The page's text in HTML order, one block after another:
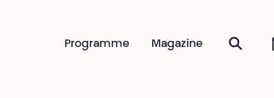
Magazine
Programme